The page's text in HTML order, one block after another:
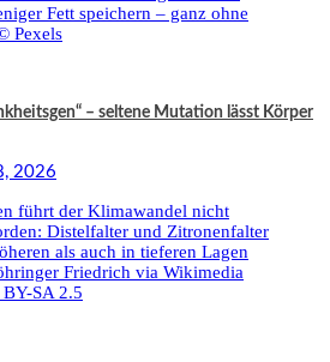
– seltene Mutation lässt Körper
2026